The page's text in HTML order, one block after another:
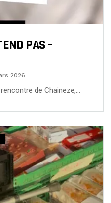
PAS –
2026
de Chaineze,…